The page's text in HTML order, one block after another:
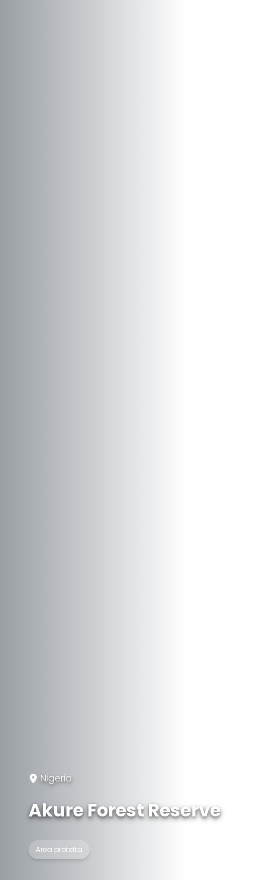
Nigeria
Akure Forest Reserve
Area protetta